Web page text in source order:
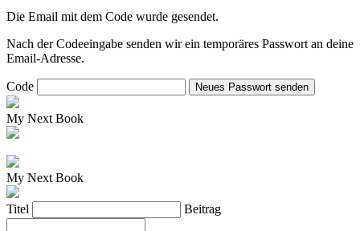
Die Email mit dem Code wurde gesendet.
Nach der Codeeingabe senden wir ein temporäres Passwort an deine
Email-Adresse.
Code Neues Passwort senden
My Next Book
My Next Book
Titel Beitrag